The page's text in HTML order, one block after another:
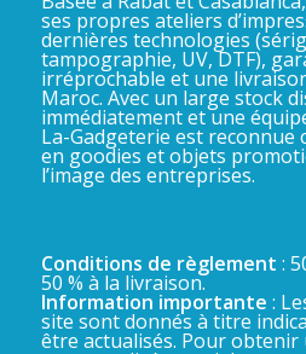
ses propres ateliers
dernières technologies
tampographie, UV, DTF),
irréprochable et une
Maroc. Avec un large stock
immédiatement et une
La-Gadgeterie est reconnue
en goodies et objets
l’image des entreprises.
Conditions de règlement :
50 % à la livraison.
Information importante :
site sont donnés à titre
être actualisés. Pour obtenir